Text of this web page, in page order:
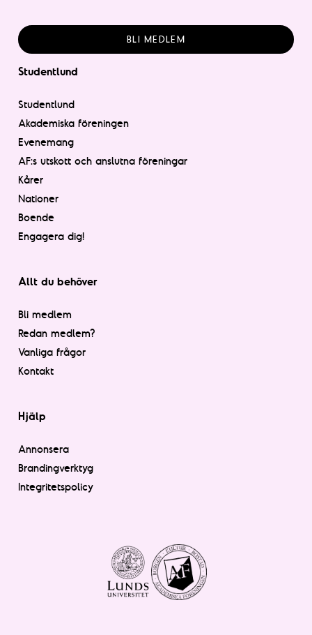
BLI MEDLEM
Studentlund
Studentlund
Akademiska föreningen
Evenemang
AF:s utskott och anslutna föreningar
Kårer
Nationer
Boende
Engagera dig!
Allt du behöver
Bli medlem
Redan medlem?
Vanliga frågor
Kontakt
Hjälp
Annonsera
Brandingverktyg
Integritetspolicy